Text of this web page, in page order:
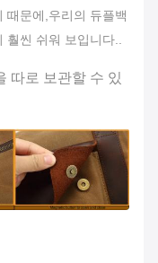
때문에,우리의 듀플백
씬 쉬워 보입니다..
따로 보관할 수 있